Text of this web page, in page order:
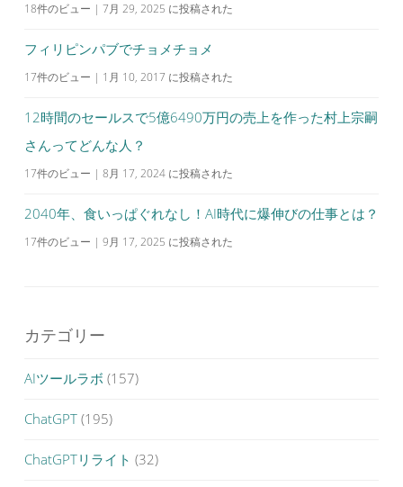
18件のビュー | 7月 29, 2025 に投稿された
フィリピンパブでチョメチョメ
17件のビュー | 1月 10, 2017 に投稿された
12時間のセールスで5億6490万円の売上を作った村上宗嗣
さんってどんな人？
17件のビュー | 8月 17, 2024 に投稿された
2040年、食いっぱぐれなし！AI時代に爆伸びの仕事とは？
17件のビュー | 9月 17, 2025 に投稿された
カテゴリー
AIツールラボ (157)
ChatGPT (195)
ChatGPTリライト (32)